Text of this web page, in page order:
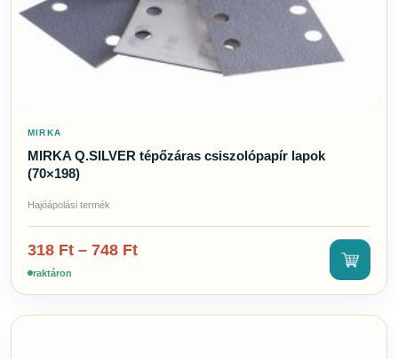
MIRKA
MIRKA Q.SILVER tépőzáras csiszolópapír lapok
(70×198)
Hajóápolási termék
318 Ft – 748 Ft
raktáron